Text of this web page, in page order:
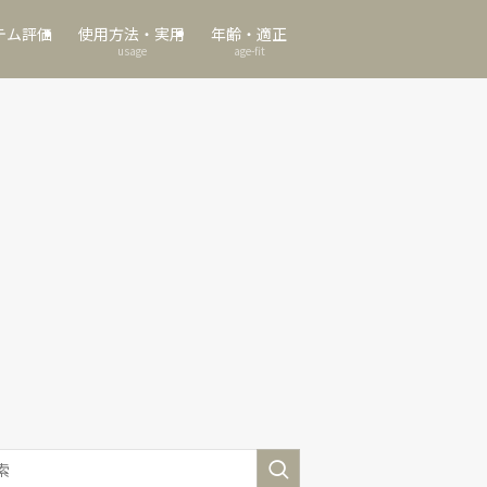
ム評価 使用方法・実用
usage
年齢・適正
age-fit